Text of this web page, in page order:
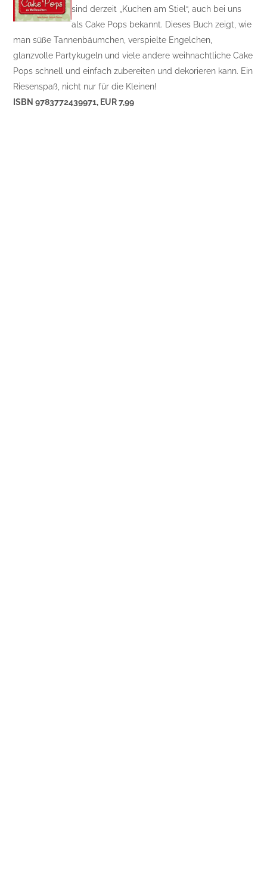
sind derzeit „Kuchen am Stiel“, auch bei uns
als Cake Pops bekannt. Dieses Buch zeigt, wie
man süße Tannenbäumchen, verspielte Engelchen,
glanzvolle Partykugeln und viele andere weihnachtliche Cake
Pops schnell und einfach zubereiten und dekorieren kann. Ein
Riesenspaß, nicht nur für die Kleinen!
ISBN 9783772439971, EUR 7,99